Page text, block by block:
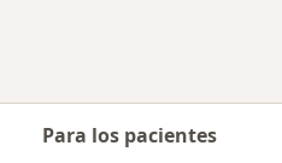
Para los pacientes